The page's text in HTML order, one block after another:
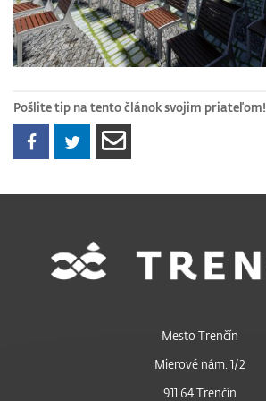
Pošlite tip na tento článok svojim priateľom!
Mesto Trenčín
Mierové nám. 1/2
911 64 Trenčín